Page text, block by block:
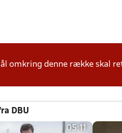
omkring denne række skal
DBU
05:11